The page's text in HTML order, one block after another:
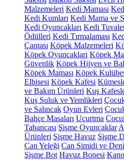
Malzemeleri Kedi Maması
Kedi Kumları Kedi Mama ve
Kedi Oyuncakları Kedi
Ödülleri Kedi Tırmalaması
Çantası Köpek Malzemeleri
Köpek Oyuncakları Köpek
Güvenlik Köpek Hijyen ve
Köpek Maması Köpek
Elbisesi Köpek Kafesi
ve Bakım Ürünleri Kuş
Kuş Suluk ve Yemlikleri
ve Salıncak Oyun Evleri
Bahçe Masaları Uçurtma
Tabancası Şişme Oyuncaklar
Ürünleri Şişme Havuz Şişme
Can Yeleği Can Simidi ve
Şişme Bot Havuz Bonesi Kano